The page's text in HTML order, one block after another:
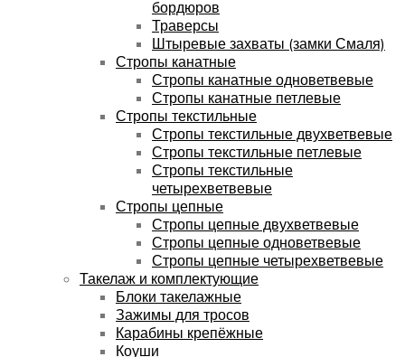
бордюров
Траверсы
Штыревые захваты (замки Смаля)
Стропы канатные
Стропы канатные одноветвевые
Стропы канатные петлевые
Стропы текстильные
Стропы текстильные двухветвевые
Стропы текстильные петлевые
Стропы текстильные
четырехветвевые
Стропы цепные
Стропы цепные двухветвевые
Стропы цепные одноветвевые
Стропы цепные четырехветвевые
Такелаж и комплектующие
Блоки такелажные
Зажимы для тросов
Карабины крепёжные
Коуши